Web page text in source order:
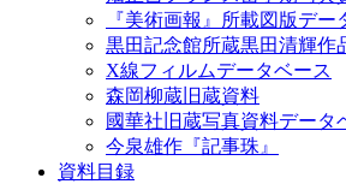
『美術画報』所載図版デー
黒田記念館所蔵黒田清輝作
X線フィルムデータベース
森岡柳蔵旧蔵資料
國華社旧蔵写真資料データ
今泉雄作『記事珠』
資料目録